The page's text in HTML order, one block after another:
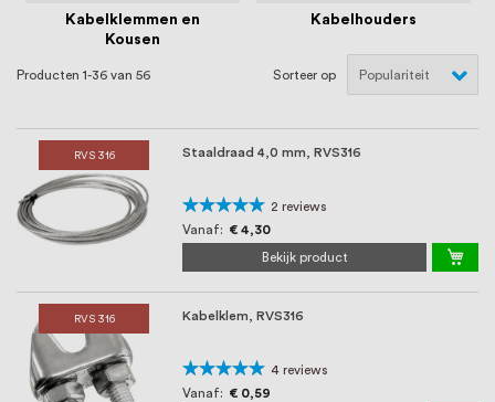
Kabelklemmen en
Kousen
Kabelhouders
Producten 1-36 van 56 Sorteer op
RVS 316 Staaldraad 4,0 mm, RVS316
Waardering:
100%
2 reviews
Vanaf
€ 4,30
Bekijk product
RVS 316 Kabelklem, RVS316
Waardering:
95%
4 reviews
Vanaf
€ 0,59